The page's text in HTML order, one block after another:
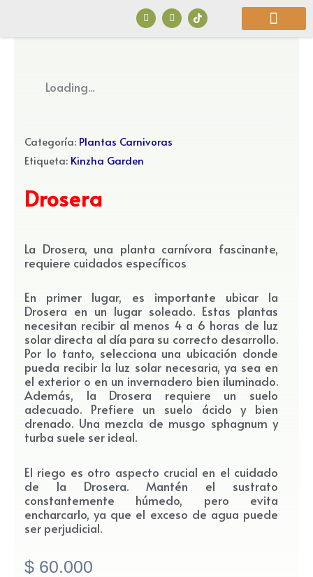
F
a
c
e
I
n
s
t
Loading...
Categoría: Plantas Carnivoras
Etiqueta: Kinzha Garden
Drosera
La Drosera, una planta carnívora fascinante,
requiere cuidados específicos
En primer lugar, es importante ubicar la
Drosera en un lugar soleado. Estas plantas
necesitan recibir al menos 4 a 6 horas de luz
solar directa al día para su correcto desarrollo.
Por lo tanto, selecciona una ubicación donde
pueda recibir la luz solar necesaria, ya sea en
el exterior o en un invernadero bien iluminado.
Además, la Drosera requiere un suelo
adecuado. Prefiere un suelo ácido y bien
drenado. Una mezcla de musgo sphagnum y
turba suele ser ideal.
El riego es otro aspecto crucial en el cuidado
de la Drosera. Mantén el sustrato
constantemente húmedo, pero evita
encharcarlo, ya que el exceso de agua puede
ser perjudicial.
$ 60.000